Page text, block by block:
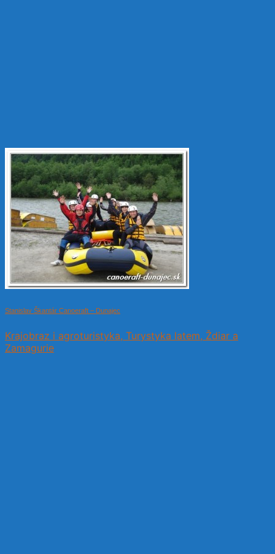
Stanislav Škantár Canoeraft – Dunajec
Krajobraz i agroturistyka, Turystyka latem, Ždiar a
Zamagurie